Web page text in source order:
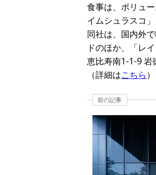
食事は、ボリュ
イムシュラスコ
同社は、国内外
ドのほか、「レ
恵比寿南1-1-9
（詳細はこちら）
前の記事